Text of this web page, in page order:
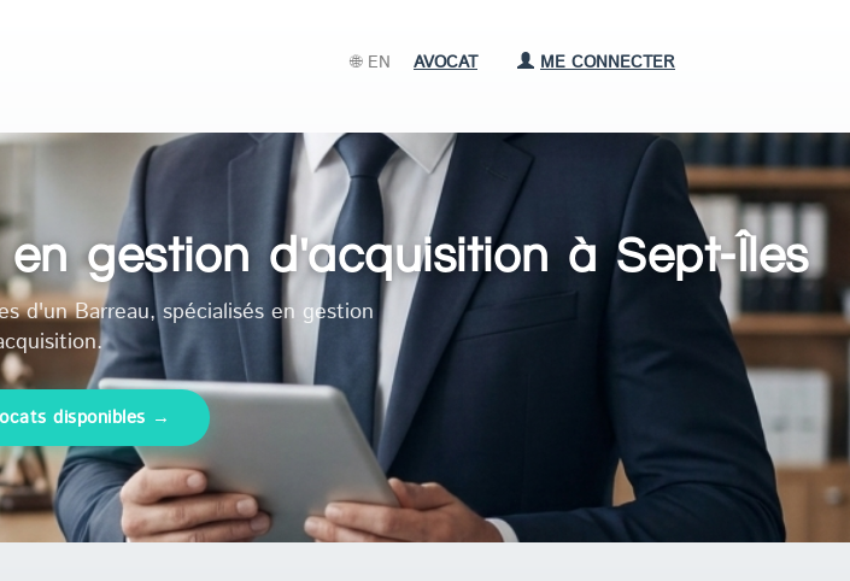
🌐 EN AVOCAT ME CONNECTER
gestion d'acquisition à Sept-Îles
d'un Barreau, spécialisés en gestion
disponibles →